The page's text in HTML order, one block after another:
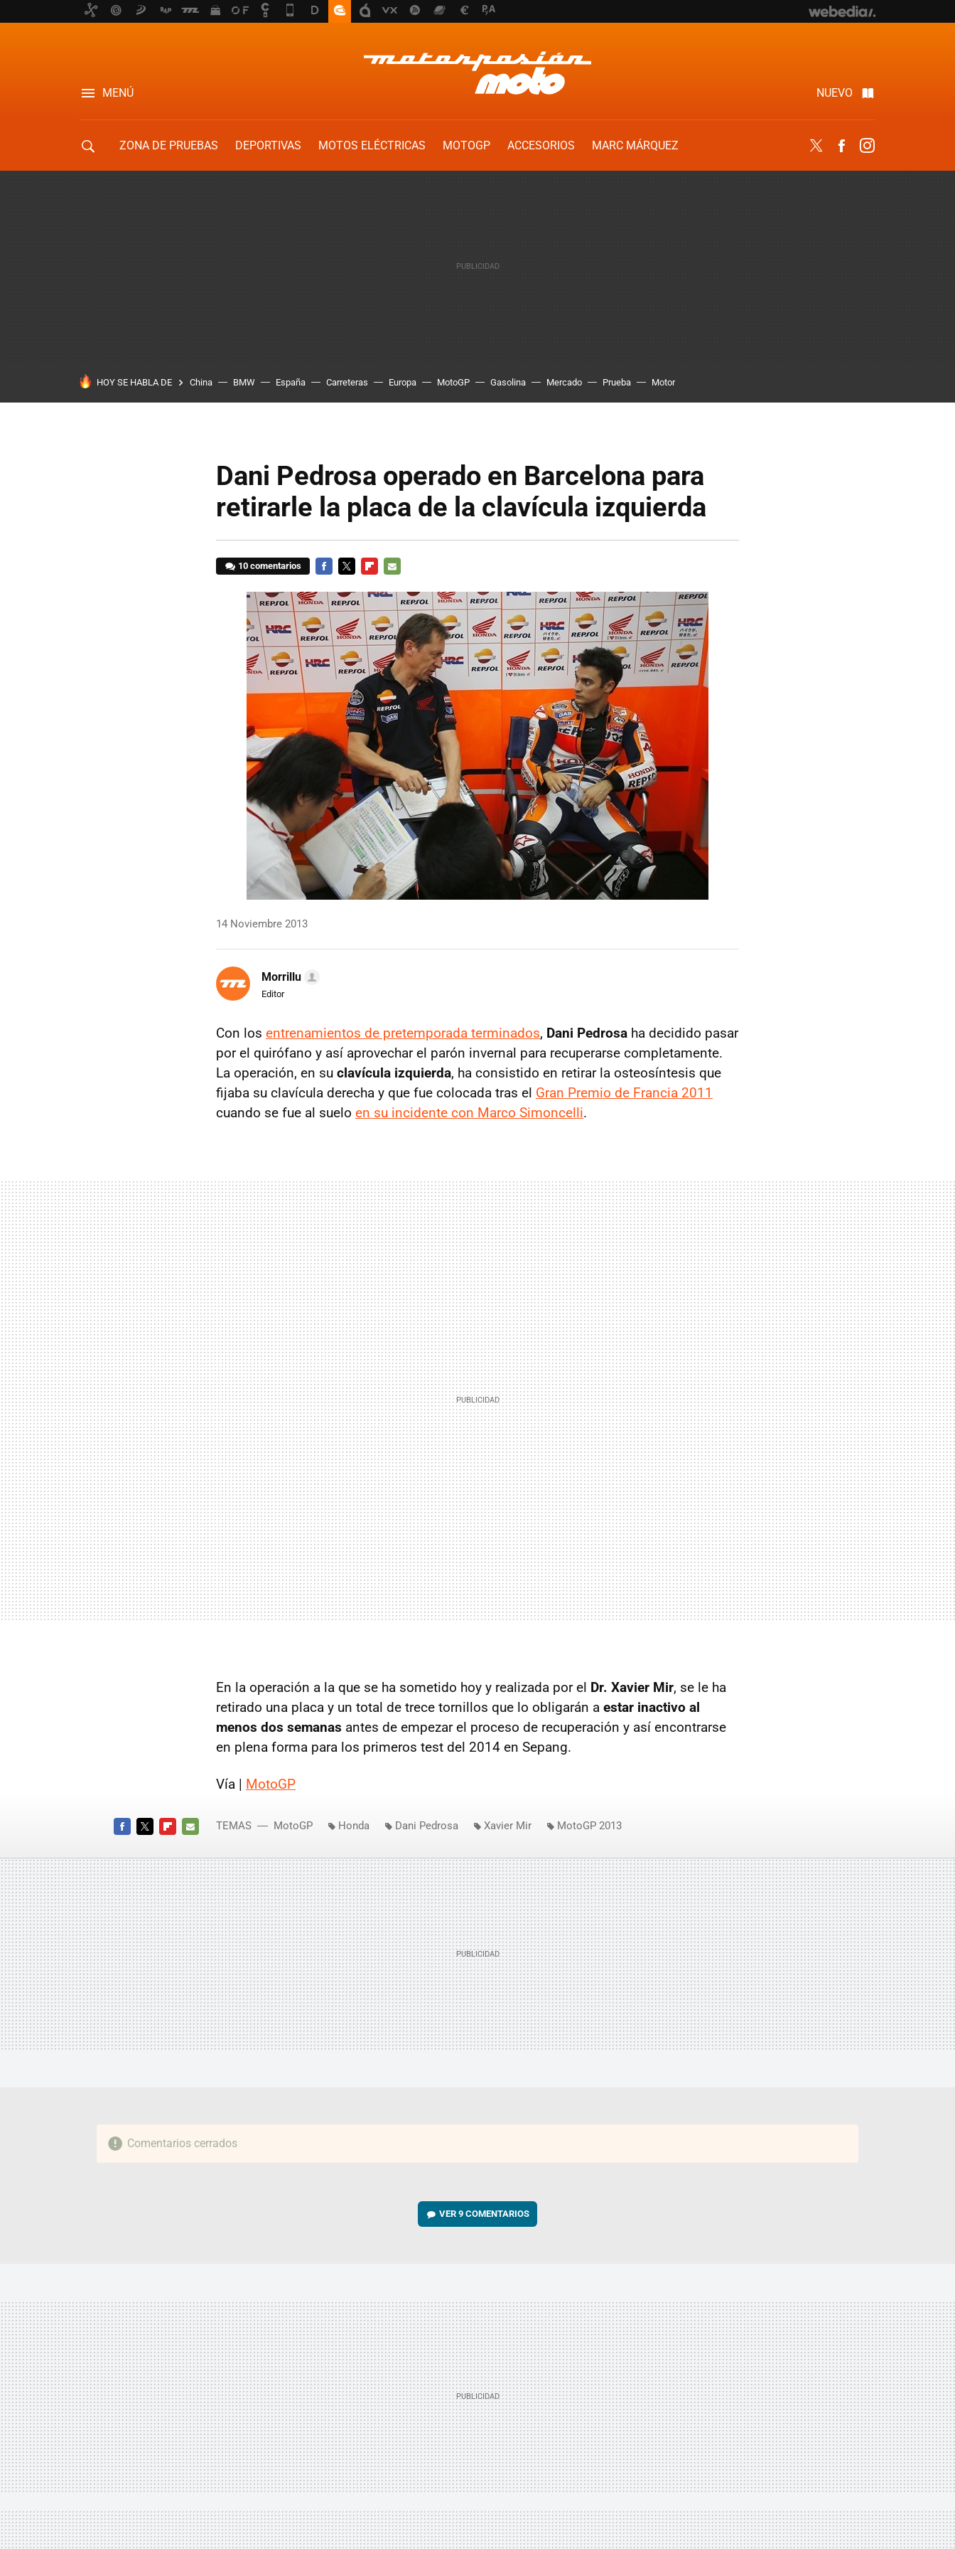
MENÚ NUEVO
ZONA DE PRUEBAS DEPORTIVAS MOTOS ELÉCTRICAS MOTOGP ACCESORIOS
MARC MÁRQUEZ
Twitter Facebook
HOY SE HABLA DE China BMW España Carreteras Europa MotoGP Gasolina Mercado Prueba Motor
Dani Pedrosa operado en Barcelona para
retirarle la placa de la clavícula izquierda
10 comentarios
MAIL
14 Noviembre 2013
Morrillu
Editor
Con los entrenamientos de pretemporada terminados, Dani Pedrosa ha decidido pasar
por el quirófano y así aprovechar el parón invernal para recuperarse completamente.
La operación, en su clavícula izquierda, ha consistido en retirar la osteosíntesis que
fijaba su clavícula derecha y que fue colocada tras el Gran Premio de Francia 2011
cuando se fue al suelo en su incidente con Marco Simoncelli.
En la operación a la que se ha sometido hoy y realizada por el Dr. Xavier Mir, se le ha
retirado una placa y un total de trece tornillos que lo obligarán a estar inactivo al
menos dos semanas antes de empezar el proceso de recuperación y así encontrarse
en plena forma para los primeros test del 2014 en Sepang.
Vía | MotoGP
MAIL
TEMAS MotoGP Honda Dani Pedrosa Xavier Mir MotoGP 2013
Comentarios cerrados
VER9 COMENTARIOS